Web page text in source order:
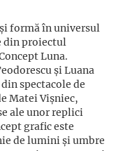
formă în universul
din proiectul
Luna.
și Luana
spectacole de
Matei Vișniec,
ale unor replici
grafic este
de lumini și umbre